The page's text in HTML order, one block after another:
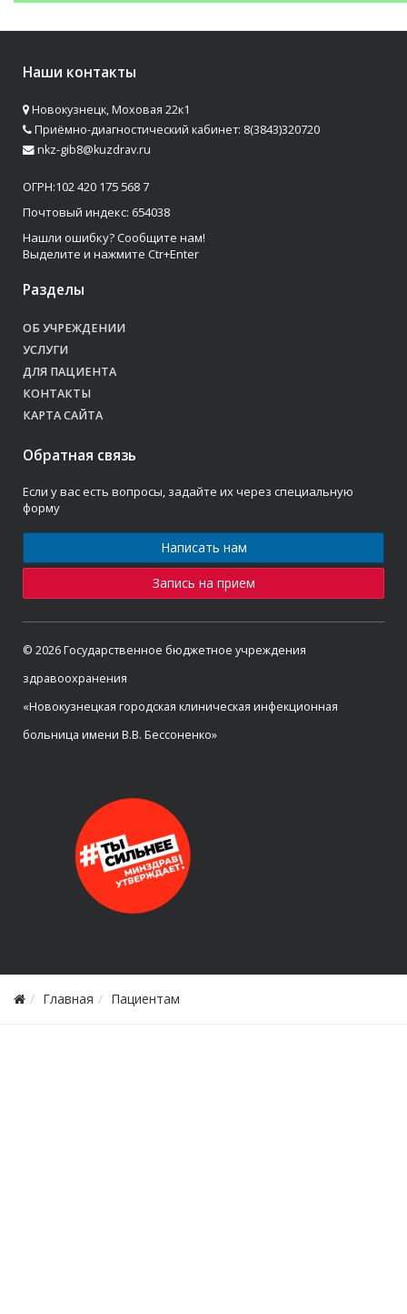
Наши контакты
Новокузнецк, Моховая 22к1
Приёмно-диагностический кабинет: 8(3843)320720
nkz-gib8@kuzdrav.ru
ОГРН:102 420 175 568 7
Почтовый индекс: 654038
Нашли ошибку? Сообщите нам!
Выделите и нажмите Ctr+Enter
Разделы
ОБ УЧРЕЖДЕНИИ
УСЛУГИ
ДЛЯ ПАЦИЕНТА
КОНТАКТЫ
КАРТА САЙТА
Обратная связь
Если у вас есть вопросы, задайте их через специальную
форму
Написать нам
Запись на прием
© 2026 Государственное бюджетное учреждения
здравоохранения
«Новокузнецкая городская клиническая инфекционная
больница имени В.В. Бессоненко»
Главная Пациентам